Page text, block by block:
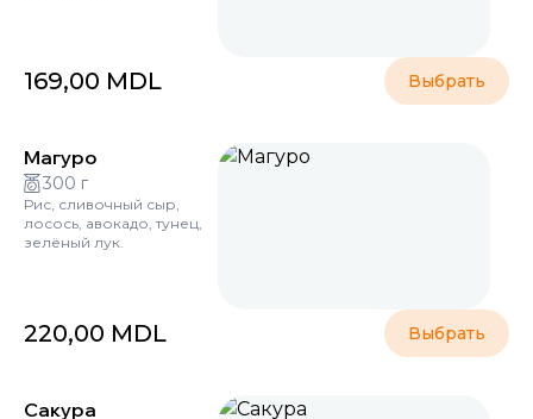
169,00 MDL Выбрать
Магуро
300 г
Рис, сливочный сыр,
лосось, авокадо, тунец,
зелёный лук.
220,00 MDL Выбрать
Сакура